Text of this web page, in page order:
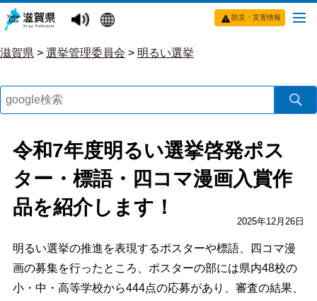
防災・災害情報
滋賀県 > 選挙管理委員会 > 明るい選挙
令和7年度明るい選挙啓発ポス
ター・標語・四コマ漫画入賞作
品を紹介します！
2025年12月26日
明るい選挙の推進を表現するポスターや標語、四コマ漫
画の募集を行ったところ、ポスターの部には県内48校の
小・中・高等学校から444点の応募があり、審査の結果、